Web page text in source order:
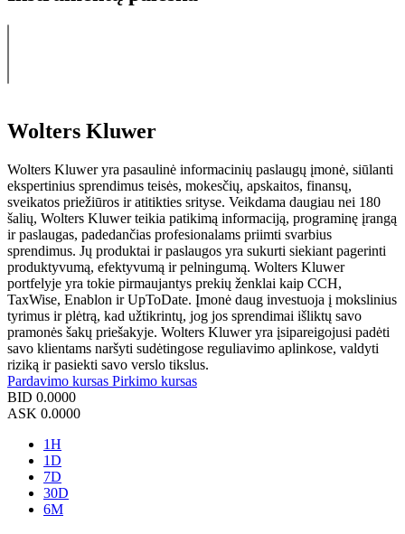
Wolters Kluwer
Wolters Kluwer yra pasaulinė informacinių paslaugų įmonė, siūlanti
ekspertinius sprendimus teisės, mokesčių, apskaitos, finansų,
sveikatos priežiūros ir atitikties srityse. Veikdama daugiau nei 180
šalių, Wolters Kluwer teikia patikimą informaciją, programinę įrangą
ir paslaugas, padedančias profesionalams priimti svarbius
sprendimus. Jų produktai ir paslaugos yra sukurti siekiant pagerinti
produktyvumą, efektyvumą ir pelningumą. Wolters Kluwer
portfelyje yra tokie pirmaujantys prekių ženklai kaip CCH,
TaxWise, Enablon ir UpToDate. Įmonė daug investuoja į mokslinius
tyrimus ir plėtrą, kad užtikrintų, jog jos sprendimai išliktų savo
pramonės šakų priešakyje. Wolters Kluwer yra įsipareigojusi padėti
savo klientams naršyti sudėtingose reguliavimo aplinkose, valdyti
riziką ir pasiekti savo verslo tikslus.
Pardavimo kursas Pirkimo kursas
BID 0.0000
ASK 0.0000
1H
1D
7D
30D
6M